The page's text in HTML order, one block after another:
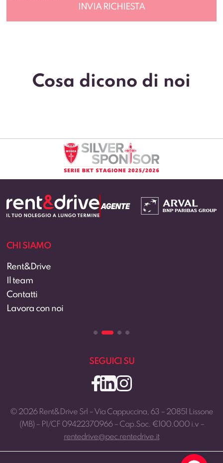
Cosa dicono di noi
CHI SIAMO
Rent&Drive
Il team
Contatti
Lavora con noi
SEGUICI SU
© 2026 Rent&Drive Srl – Via Cappuccina, 63 – 20851 Lissone
(MB) – PI/CF 09422370966 – Cap.Soc. €100.000 i.v –
rentedrive@pec.rentedrive.it